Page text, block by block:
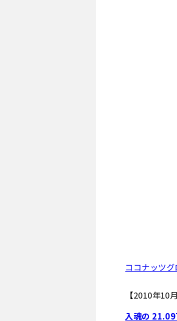
ココナッツグ
【2010年10
入魂の